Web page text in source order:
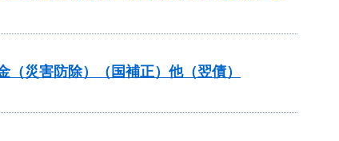
災害防除）（国補正）他（翌債）